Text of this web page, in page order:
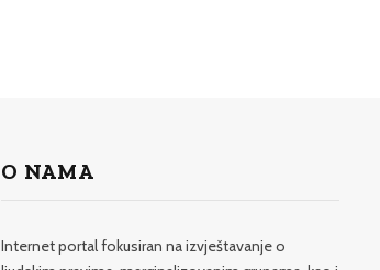
O NAMA
Internet portal fokusiran na izvještavanje o